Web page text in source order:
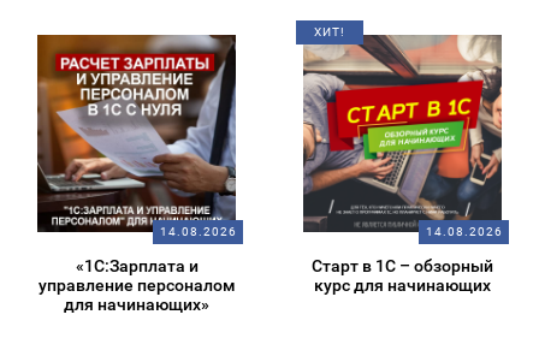
14.08.2026
«1С:Зарплата и
управление персоналом
для начинающих»
ХИТ!
14.08.2026
Старт в 1С – обзорный
курс для начинающих